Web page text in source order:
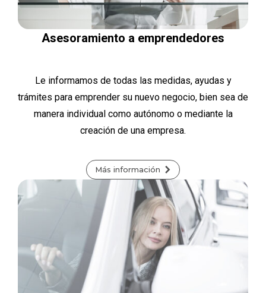
Asesoramiento a emprendedores
Le informamos de todas las medidas, ayudas y
trámites para emprender su nuevo negocio, bien sea de
manera individual como autónomo o mediante la
creación de una empresa.
Más información